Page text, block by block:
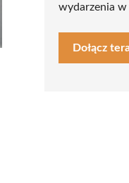
wydarzenia
Dołącz